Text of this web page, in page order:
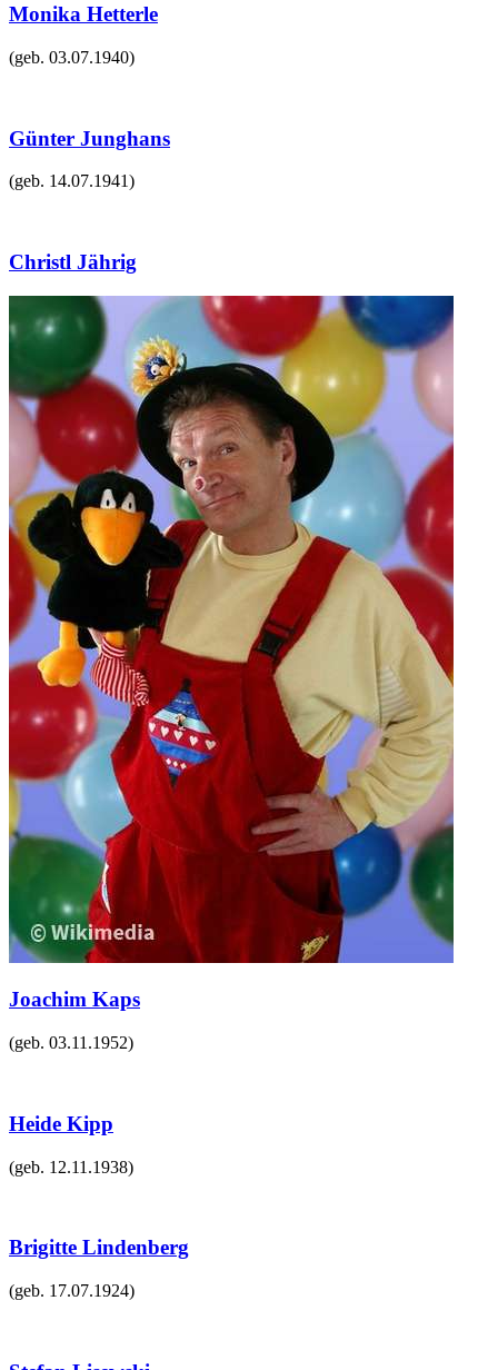
Monika Hetterle
(geb. 03.07.1940)
Günter Junghans
(geb. 14.07.1941)
Christl Jährig
Joachim Kaps
(geb. 03.11.1952)
Heide Kipp
(geb. 12.11.1938)
Brigitte Lindenberg
(geb. 17.07.1924)